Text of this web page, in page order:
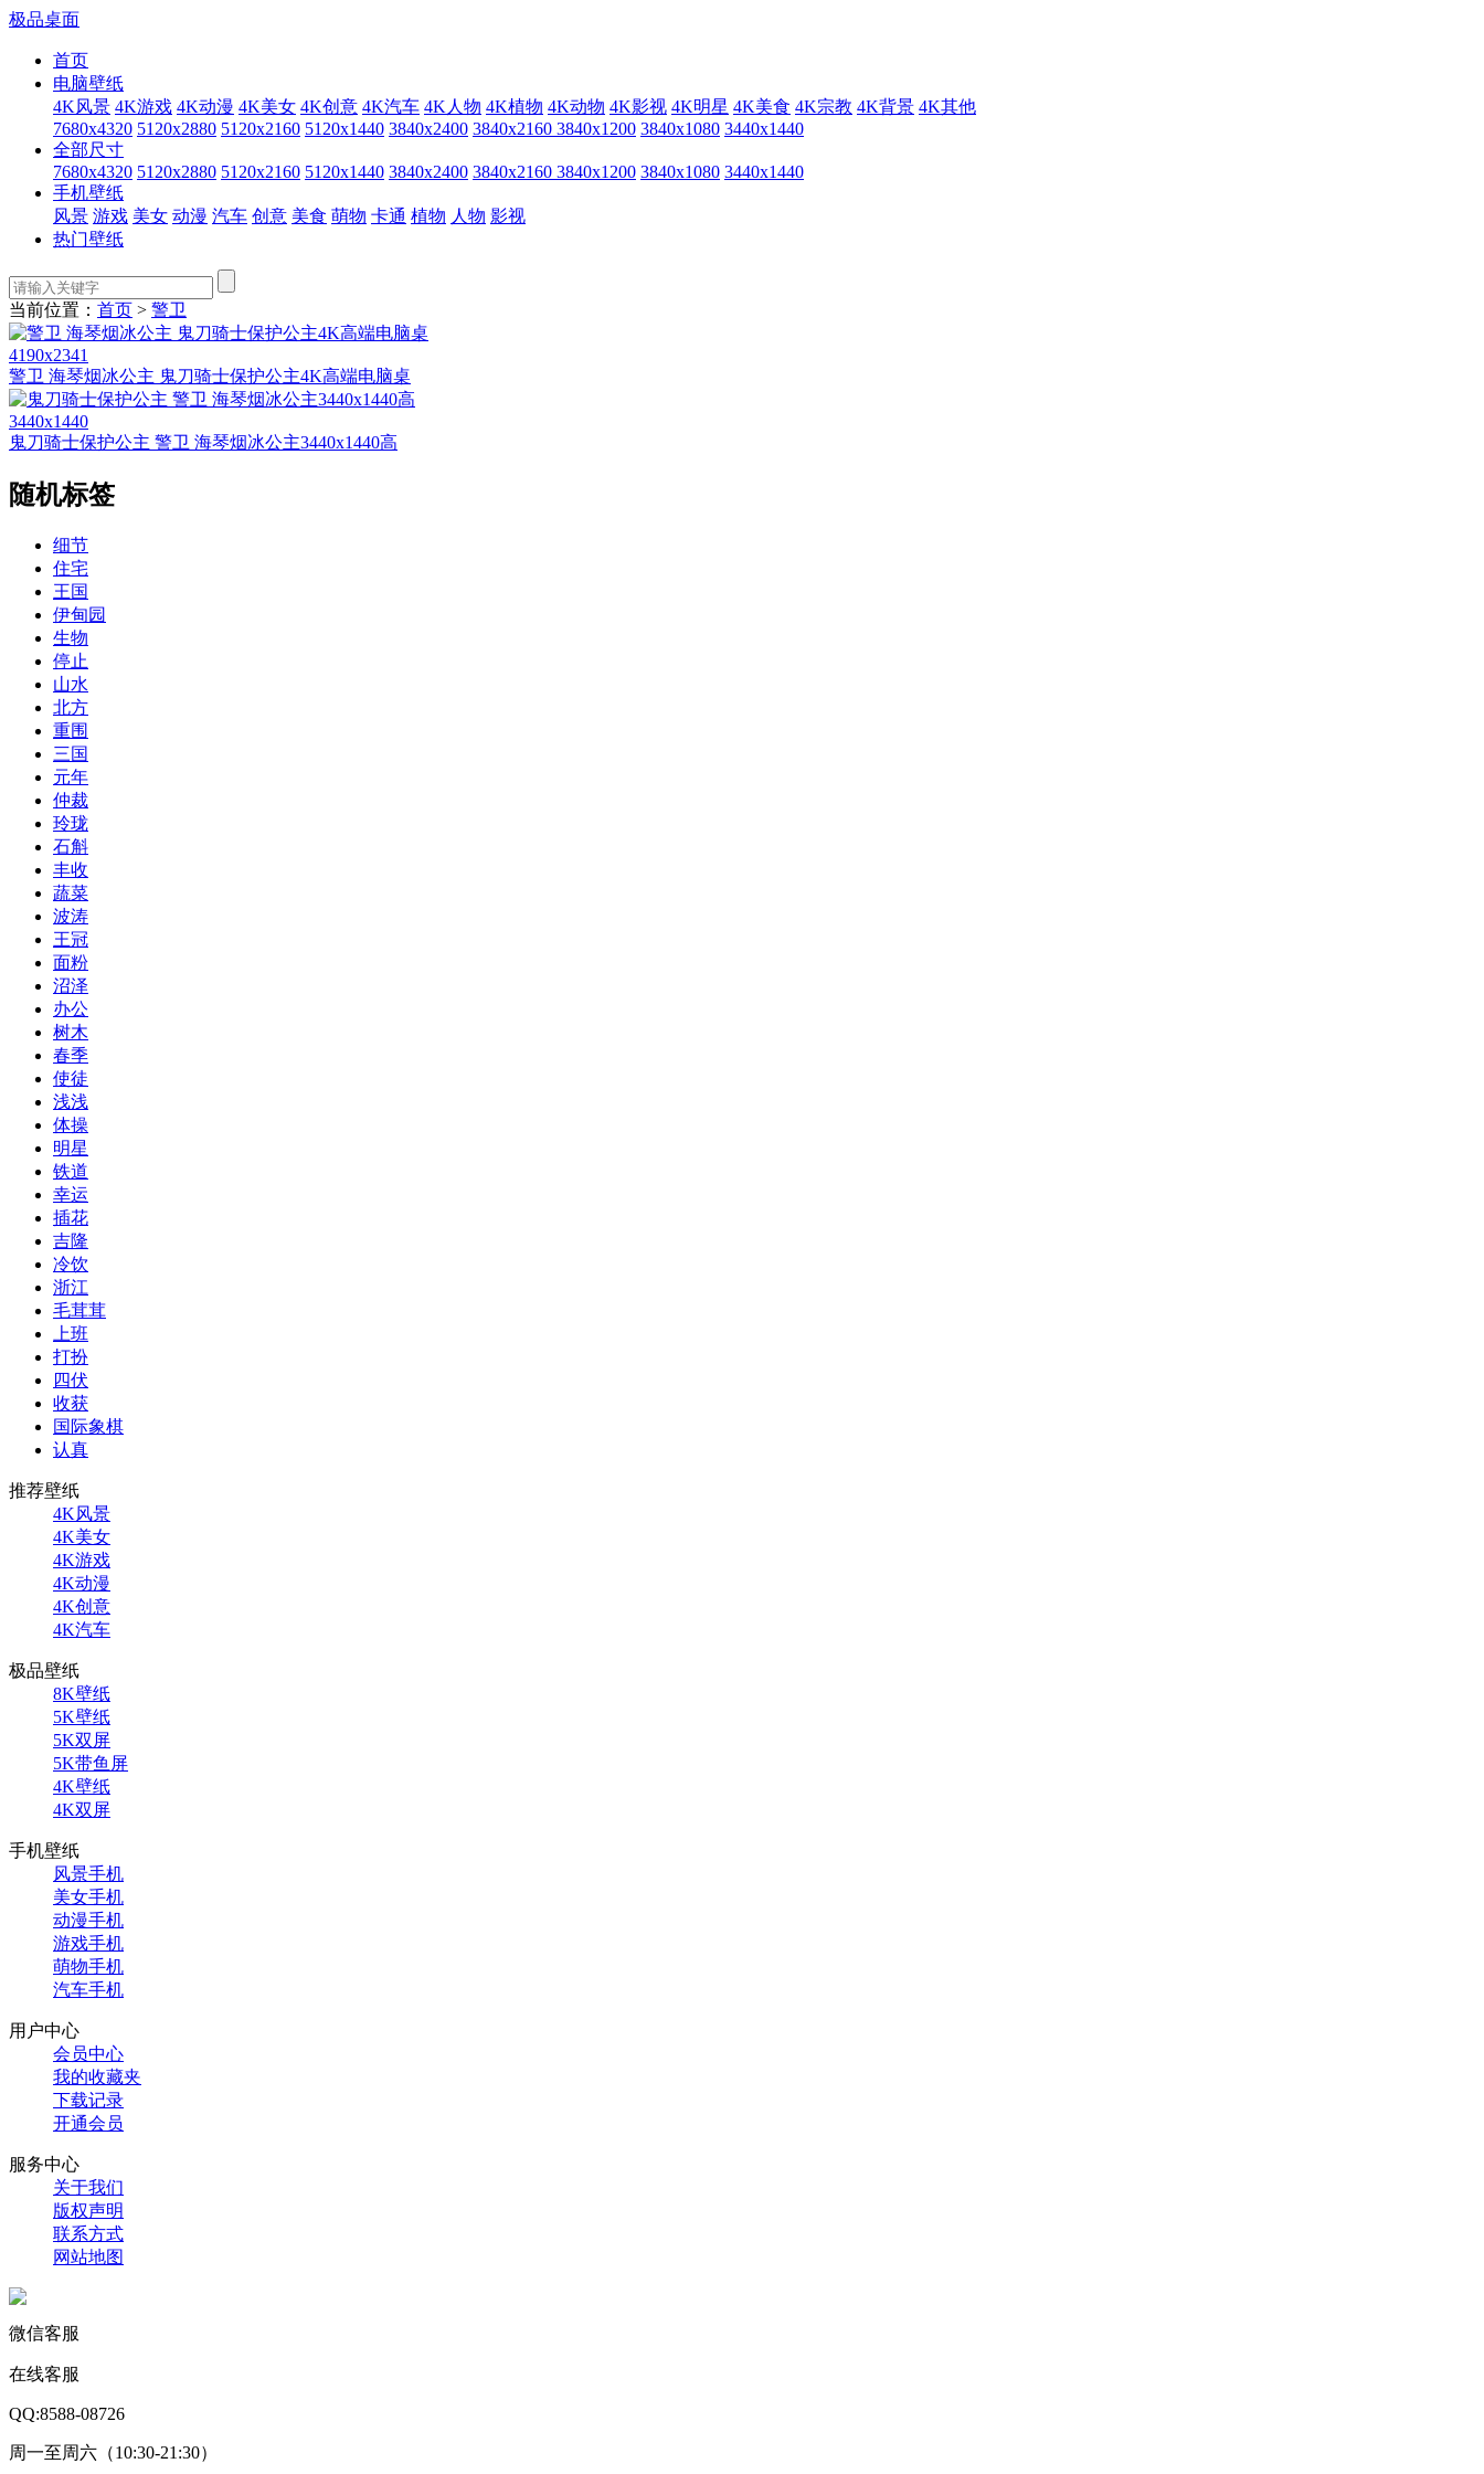
极品桌面
首页
电脑壁纸
4K风景 4K游戏 4K动漫 4K美女 4K创意 4K汽车 4K人物 4K植物 4K动物 4K影视 4K明星 4K美食 4K宗教 4K背景 4K其他
7680x4320 5120x2880 5120x2160 5120x1440 3840x2400 3840x2160 3840x1200 3840x1080 3440x1440
全部尺寸
7680x4320 5120x2880 5120x2160 5120x1440 3840x2400 3840x2160 3840x1200 3840x1080 3440x1440
手机壁纸
风景 游戏 美女 动漫 汽车 创意 美食 萌物 卡通 植物 人物 影视
热门壁纸
当前位置： 首页 > 警卫
4190x2341
警卫 海琴烟冰公主 鬼刀骑士保护公主4K高端电脑桌
3440x1440
鬼刀骑士保护公主 警卫 海琴烟冰公主3440x1440高
随机标签
细节
住宅
王国
伊甸园
生物
停止
山水
北方
重围
三国
元年
仲裁
玲珑
石斛
丰收
蔬菜
波涛
王冠
面粉
沼泽
办公
树木
春季
使徒
浅浅
体操
明星
铁道
幸运
插花
吉隆
冷饮
浙江
毛茸茸
上班
打扮
四伏
收获
国际象棋
认真
推荐壁纸
4K风景
4K美女
4K游戏
4K动漫
4K创意
4K汽车
极品壁纸
8K壁纸
5K壁纸
5K双屏
5K带鱼屏
4K壁纸
4K双屏
手机壁纸
风景手机
美女手机
动漫手机
游戏手机
萌物手机
汽车手机
用户中心
会员中心
我的收藏夹
下载记录
开通会员
服务中心
关于我们
版权声明
联系方式
网站地图
微信客服
在线客服
QQ:8588-08726
周一至周六（10:30-21:30）